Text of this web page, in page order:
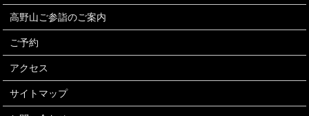
高野山ご参詣のご案内
ご予約
アクセス
サイトマップ